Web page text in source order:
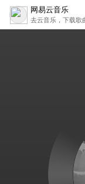
网易云音乐
去云音乐，下载歌